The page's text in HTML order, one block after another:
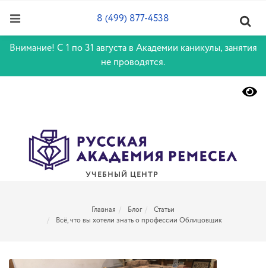
Внимание! С 1 по 31 августа в Академии каникулы, занятия
не проводятся.
УЧЕБНЫЙ ЦЕНТР
8 (499) 877-4538
Главная Блог
Статьи
Всё, что вы хотели знать о профессии Облицовщик